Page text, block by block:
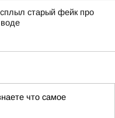
старый фейк про
что самое